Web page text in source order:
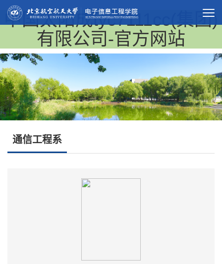
中国太阳成tyc7111cc(集团)
有限公司-官方网站
通信工程系